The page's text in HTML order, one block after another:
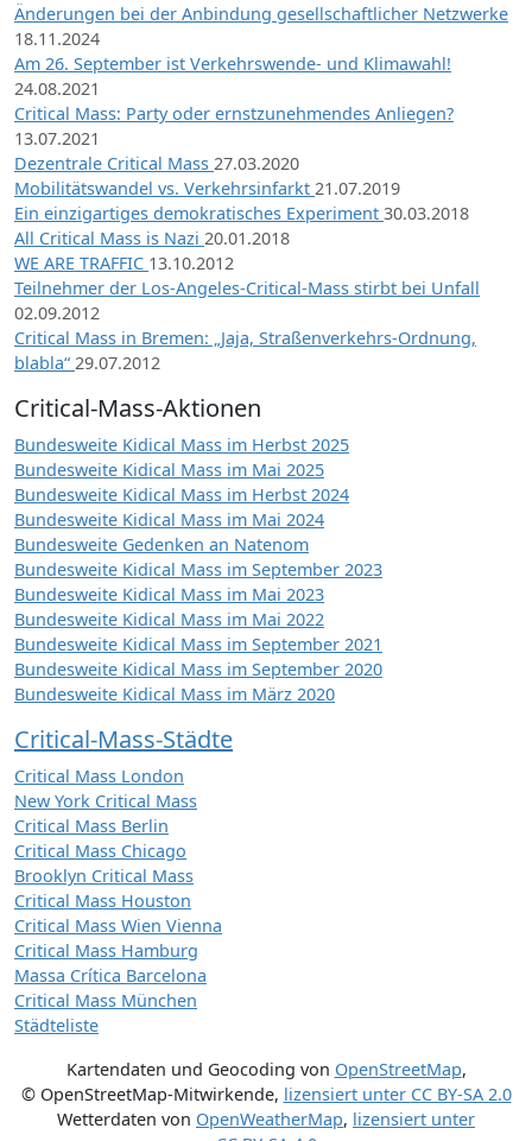
Änderungen bei der Anbindung gesellschaftlicher Netzwerke
18.11.2024
Am 26. September ist Verkehrswende- und Klimawahl!
24.08.2021
Critical Mass: Party oder ernstzunehmendes Anliegen?
13.07.2021
Dezentrale Critical Mass 27.03.2020
Mobilitätswandel vs. Verkehrsinfarkt 21.07.2019
Ein einzigartiges demokratisches Experiment 30.03.2018
All Critical Mass is Nazi 20.01.2018
WE ARE TRAFFIC 13.10.2012
Teilnehmer der Los-Angeles-Critical-Mass stirbt bei Unfall
02.09.2012
Critical Mass in Bremen: „Jaja, Straßenverkehrs-Ordnung,
blabla“ 29.07.2012
Critical-Mass-Aktionen
Bundesweite Kidical Mass im Herbst 2025
Bundesweite Kidical Mass im Mai 2025
Bundesweite Kidical Mass im Herbst 2024
Bundesweite Kidical Mass im Mai 2024
Bundesweite Gedenken an Natenom
Bundesweite Kidical Mass im September 2023
Bundesweite Kidical Mass im Mai 2023
Bundesweite Kidical Mass im Mai 2022
Bundesweite Kidical Mass im September 2021
Bundesweite Kidical Mass im September 2020
Bundesweite Kidical Mass im März 2020
Critical-Mass-Städte
Critical Mass London
New York Critical Mass
Critical Mass Berlin
Critical Mass Chicago
Brooklyn Critical Mass
Critical Mass Houston
Critical Mass Wien Vienna
Critical Mass Hamburg
Massa Crítica Barcelona
Critical Mass München
Städteliste
Kartendaten und Geocoding von OpenStreetMap,
© OpenStreetMap-Mitwirkende, lizensiert unter CC BY-SA 2.0
Wetterdaten von OpenWeatherMap, lizensiert unter